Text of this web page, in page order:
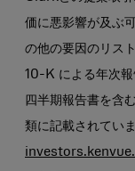
価に悪影響が及ぶ
の他の要因のリス
10-K による年次
四半期報告書を含
類に記載されてい